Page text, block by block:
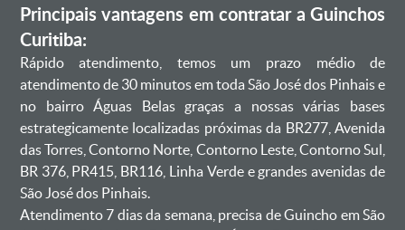
Principais vantagens em contratar a Guinchos
Curitiba:
Rápido atendimento, temos um prazo médio de
atendimento de 30 minutos em toda São José dos Pinhais e
no bairro Águas Belas graças a nossas várias bases
estrategicamente localizadas próximas da BR277, Avenida
das Torres, Contorno Norte, Contorno Leste, Contorno Sul,
BR 376, PR415, BR116, Linha Verde e grandes avenidas de
São José dos Pinhais.
Atendimento 7 dias da semana, precisa de Guincho em São